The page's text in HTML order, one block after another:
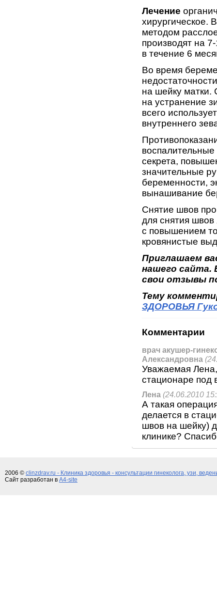
Лечение
хирургическое.
методом
производят на
в течение 6
Во время
на шейку матки.
на устранение
всего
внутреннего
секрета,
значительные
беременности,
вынашивание
Снятие швов
для снятия швов
с повышением
кровянистые
Приглашаем
нашего сайта.
свои отзывы
Тему
ЗДОРОВЬЯ
Комментарии
врач акушер-
Александровна
Уважаемая
стационаре под
Лена (24.06.2010
А такая
делается в
швов на шейку)
клинике?
2006 © clinzdrav.ru - Клиника здоровья - консультации гинеколога, узи,
Сайт разработан в A4-site